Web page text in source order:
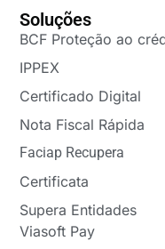
Soluções
BCF Proteção ao
IPPEX
Certificado Digital
Nota Fiscal Rápida
Faciap Recupera
Certificata
Supera Entidades
Viasoft Pay